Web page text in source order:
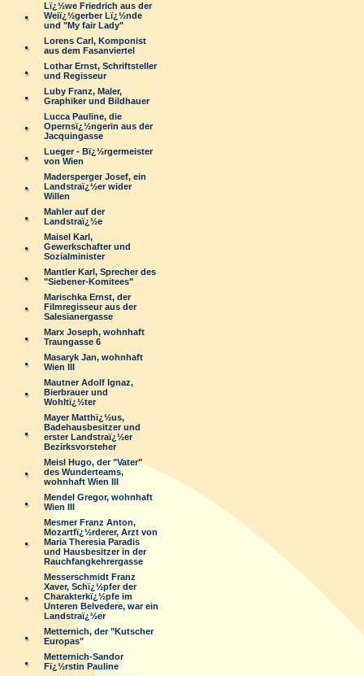
Lï¿½we Friedrich aus der
Weiï¿½gerber Lï¿½nde
und "My fair Lady"
Lorens Carl, Komponist
aus dem Fasanviertel
Lothar Ernst, Schriftsteller
und Regisseur
Luby Franz, Maler,
Graphiker und Bildhauer
Lucca Pauline, die
Opernsï¿½ngerin aus der
Jacquingasse
Lueger - Bï¿½rgermeister
von Wien
Madersperger Josef, ein
Landstraï¿½er wider
Willen
Mahler auf der
Landstraï¿½e
Maisel Karl,
Gewerkschafter und
Sozialminister
Mantler Karl, Sprecher des
"Siebener-Komitees"
Marischka Ernst, der
Filmregisseur aus der
Salesianergasse
Marx Joseph, wohnhaft
Traungasse 6
Masaryk Jan, wohnhaft
Wien III
Mautner Adolf Ignaz,
Bierbrauer und
Wohltï¿½ter
Mayer Matthï¿½us,
Badehausbesitzer und
erster Landstraï¿½er
Bezirksvorsteher
Meisl Hugo, der "Vater"
des Wunderteams,
wohnhaft Wien III
Mendel Gregor, wohnhaft
Wien III
Mesmer Franz Anton,
Mozartfï¿½rderer, Arzt von
Maria Theresia Paradis
und Hausbesitzer in der
Rauchfangkehrergasse
Messerschmidt Franz
Xaver, Schï¿½pfer der
Charakterkï¿½pfe im
Unteren Belvedere, war ein
Landstraï¿½er
Metternich, der "Kutscher
Europas"
Metternich-Sandor
Fï¿½rstin Pauline